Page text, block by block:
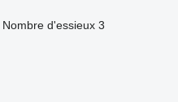
Nombre d'essieux 3